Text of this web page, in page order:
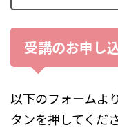
受講のお申し
以下のフォームよ
タンを押してくだ